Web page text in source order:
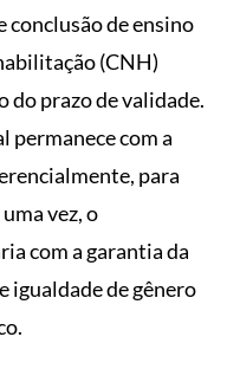
conclusão de ensino
(CNH)
prazo de validade.
permanece com a
para
vez, o
com a garantia da
igualdade de gênero